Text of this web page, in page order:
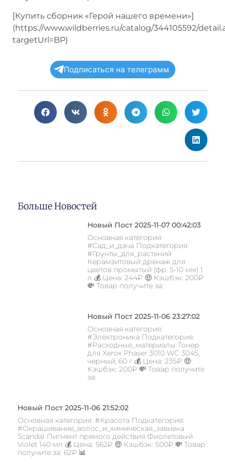
[Купить сборник «Герой нашего времени»]
(https://www.wildberries.ru/catalog/344105592/
targetUrl=BP)
Подписаться на телеграмм
Больше Новостей
Новый Пост 2025-11-07 00:42:03
Основная категория:
#Сад_и_дача Подкатегория:
#Грунты_для_растений
Керамзитовый дренаж для
цветов промытый (фр. 5-10 мм) 1
л 💰 Цена: 244₽ 🤑 Кэшбэк: 200₽
💸 Товар получите за:
Новый Пост 2025-11-06 23:27:02
Основная категория:
#Электроника Подкатегория:
#Расходные_материалы Тонер
для Xerox Phaser 3010 WC 3045,
черный, 60 г 💰 Цена: 235₽ 🤑
Кэшбэк: 200₽ 💸 Товар получите
за:
Новый Пост 2025-11-06 21:52:02
Основная категория: #Красота Подкатегория:
#Окрашивание_волос_и_химическая_завивка
Scandal Пигмент прямого действия Фиолетовый
Violet 140 мл 💰 Цена: 562₽ 🤑 Кэшбэк: 500₽ 💸 Товар
получите за: 62₽ 📊